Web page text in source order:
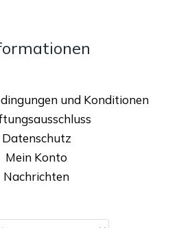
und Konditionen
Datenschutz
Mein Konto
Nachrichten